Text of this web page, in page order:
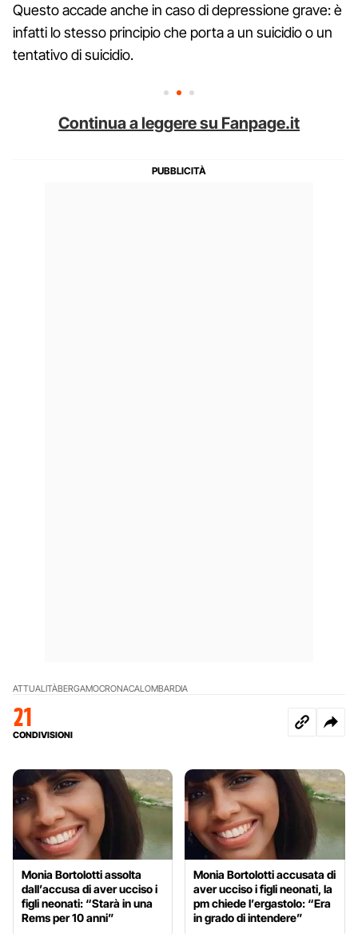
Questo accade anche in caso di depressione grave: è
infatti lo stesso principio che porta a un suicidio o un
tentativo di suicidio.
Continua a leggere su Fanpage.it
ATTUALITÀBERGAMOCRONACALOMBARDIA
21
CONDIVISIONI
Monia Bortolotti assolta
dall’accusa di aver ucciso i
figli neonati: “Starà in una
Rems per 10 anni”
Monia Bortolotti accusata di
aver ucciso i figli neonati, la
pm chiede l’ergastolo: “Era
in grado di intendere”